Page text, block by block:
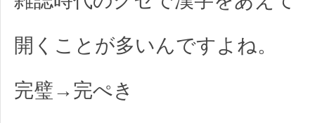
開くことが多いんですよね。
完璧→完ぺき